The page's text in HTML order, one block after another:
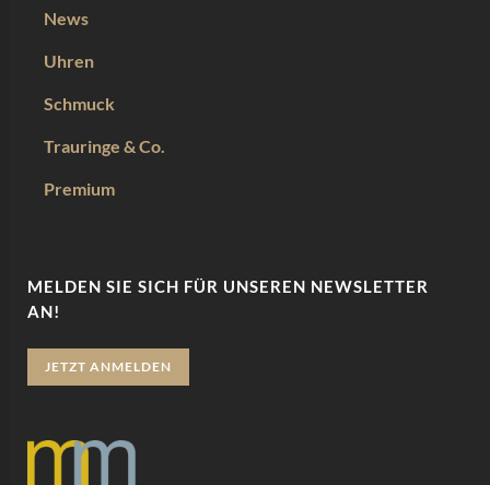
News
Uhren
Schmuck
Trauringe & Co.
Premium
MELDEN SIE SICH FÜR UNSEREN NEWSLETTER
AN!
JETZT ANMELDEN